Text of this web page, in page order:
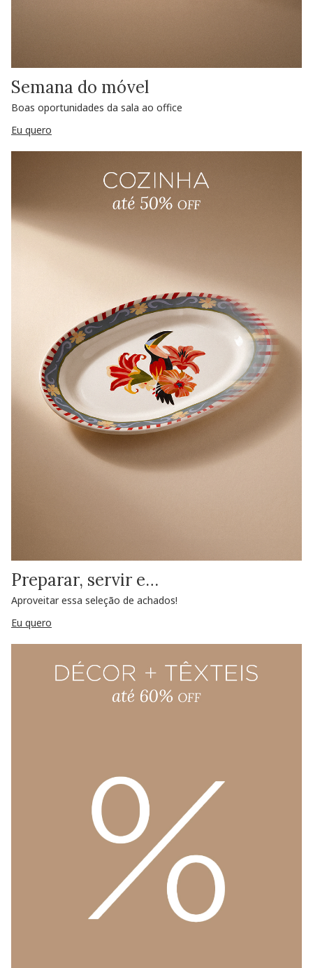
Semana do móvel
Boas oportunidades da sala ao office
Eu quero
Preparar, servir e…
Aproveitar essa seleção de achados!
Eu quero